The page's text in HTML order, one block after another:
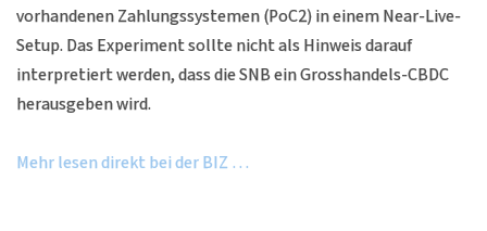
vorhandenen Zahlungssystemen (PoC2) in einem Near-Live-
Setup. Das Experiment sollte nicht als Hinweis darauf
interpretiert werden, dass die SNB ein Grosshandels-CBDC
herausgeben wird.
Mehr lesen direkt bei der BIZ …